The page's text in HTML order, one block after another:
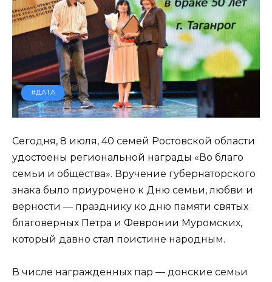
#ДАТА
Сегодня, 8 июля, 40 семей Ростовской области
удостоены региональной награды «Во благо
семьи и общества». Вручение губернаторского
знака было приурочено к Дню семьи, любви и
верности — празднику ко дню памяти святых
благоверных Петра и Февронии Муромских,
который давно стал поистине народным.
В числе награжденных пар — донские семьи